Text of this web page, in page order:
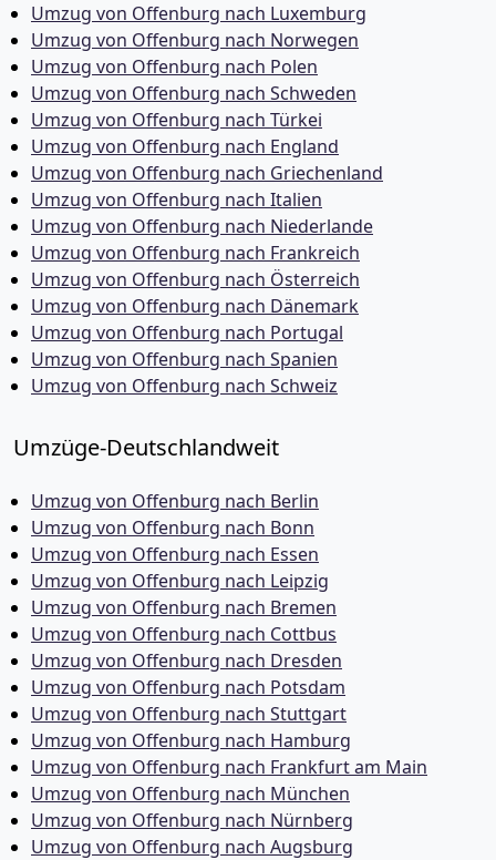
Umzug von Offenburg nach Luxemburg
Umzug von Offenburg nach Norwegen
Umzug von Offenburg nach Polen
Umzug von Offenburg nach Schweden
Umzug von Offenburg nach Türkei
Umzug von Offenburg nach England
Umzug von Offenburg nach Griechenland
Umzug von Offenburg nach Italien
Umzug von Offenburg nach Niederlande
Umzug von Offenburg nach Frankreich
Umzug von Offenburg nach Österreich
Umzug von Offenburg nach Dänemark
Umzug von Offenburg nach Portugal
Umzug von Offenburg nach Spanien
Umzug von Offenburg nach Schweiz
Umzüge-Deutschlandweit
Umzug von Offenburg nach Berlin
Umzug von Offenburg nach Bonn
Umzug von Offenburg nach Essen
Umzug von Offenburg nach Leipzig
Umzug von Offenburg nach Bremen
Umzug von Offenburg nach Cottbus
Umzug von Offenburg nach Dresden
Umzug von Offenburg nach Potsdam
Umzug von Offenburg nach Stuttgart
Umzug von Offenburg nach Hamburg
Umzug von Offenburg nach Frankfurt am Main
Umzug von Offenburg nach München
Umzug von Offenburg nach Nürnberg
Umzug von Offenburg nach Augsburg